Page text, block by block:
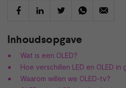
Inhoudsopgave
Wat is een OLED?
Hoe verschillen LED en OLED in
Waarom willen we OLED-tv?